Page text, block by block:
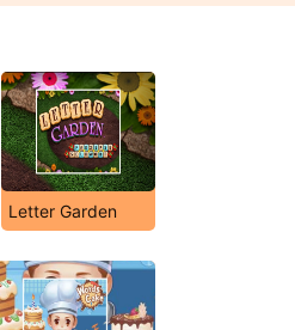
Letter Garden